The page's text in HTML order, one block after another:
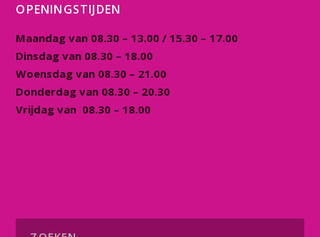
OPENINGSTIJDEN
Maandag van 08.30 – 13.00 / 15.30 – 17.00
Dinsdag van 08.30 – 18.00
Woensdag van 08.30 – 21.00
Donderdag van 08.30 – 20.30
Vrijdag van 08.30 – 18.00